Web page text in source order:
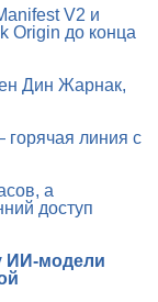
V2 и
Origin до конца
Дин Жарнак,
горячая линия с
а
доступ
ИИ-модели